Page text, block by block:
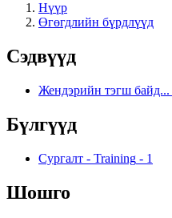
Нүүр
Өгөгдлийн бүрдлүүд
Сэдвүүд
Жендэрийн тэгш байд...
Бүлгүүд
Сургалт - Training - 1
Шошго